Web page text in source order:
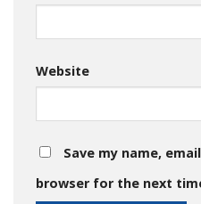
Website
Save my name,
browser for the next